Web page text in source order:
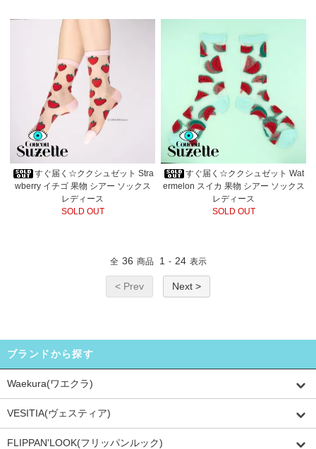
すぐ届く☆ククシュゼット Stra
wberry イチゴ 果物 シアー ソックス
レディース
SOLD OUT
すぐ届く☆ククシュゼット Wat
ermelon スイカ 果物 シアー ソックス
レディース
SOLD OUT
全 36 商品 1 - 24 表示
< Prev Next >
ブランドから探す
Waekura(ワエクラ)
VESITIA(ヴェスティア)
FLIPPAN'LOOK(フリッパンルック)